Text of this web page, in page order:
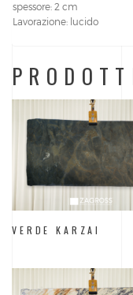
spessore: 2 cm
Lavorazione: lucido
VERDE KARZAI